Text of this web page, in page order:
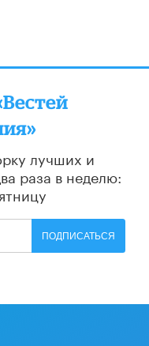
лучших и
раза в неделю:
ПОДПИСАТЬСЯ